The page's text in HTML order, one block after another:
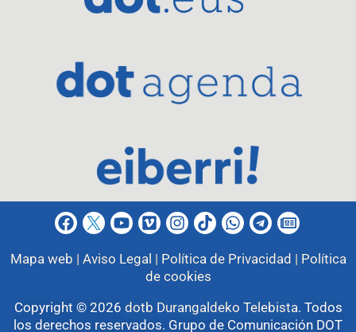
Mapa web | Aviso Legal | Política de Privacidad | Política
de cookies
Copyright © 2026 dotb Durangaldeko Telebista. Todos
los derechos reservados. Grupo de Comunicación DOT